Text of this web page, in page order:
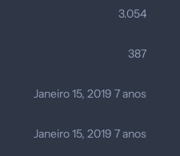
3.054
387
Janeiro 15, 2019 7 anos
Janeiro 15, 2019 7 anos